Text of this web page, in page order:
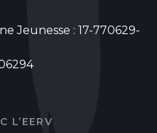
Jeunesse : 17-770629-
L’EERV